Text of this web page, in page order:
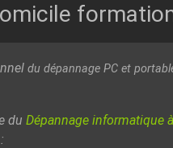
du dépannage PC et
du Dépannage informatique